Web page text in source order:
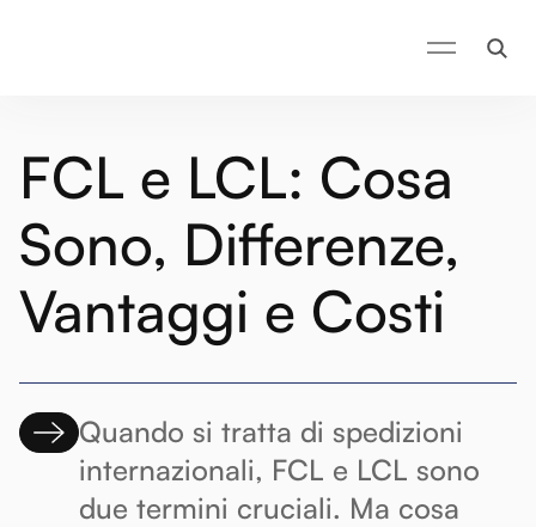
FCL e LCL: Cosa
Sono, Differenze,
Vantaggi e Costi
Quando si tratta di spedizioni
internazionali, FCL e LCL sono
due termini cruciali. Ma cosa